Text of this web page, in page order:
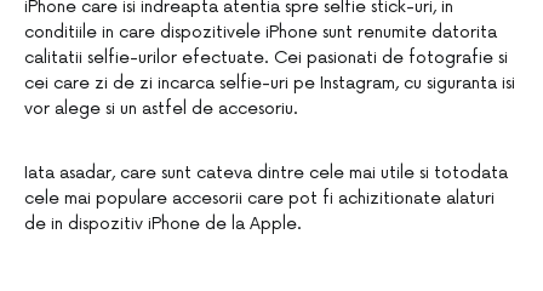
iPhone care isi indreapta atentia spre selfie stick-uri, in
conditiile in care dispozitivele iPhone sunt renumite datorita
calitatii selfie-urilor efectuate. Cei pasionati de fotografie si
cei care zi de zi incarca selfie-uri pe Instagram, cu siguranta isi
vor alege si un astfel de accesoriu.
Iata asadar, care sunt cateva dintre cele mai utile si totodata
cele mai populare accesorii care pot fi achizitionate alaturi
de in dispozitiv iPhone de la Apple.